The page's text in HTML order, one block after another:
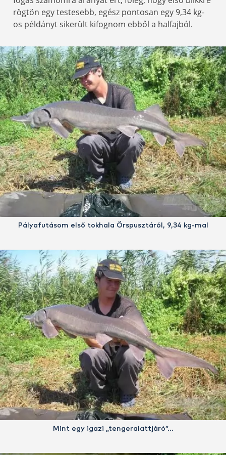
rögtön egy testesebb, egész pontosan egy 9,34 kg-
os példányt sikerült kifognom ebből a halfajból.
Pályafutásom első tokhala Örspusztáról, 9,34 kg-mal
Mint egy igazi „tengeralattjáró”…